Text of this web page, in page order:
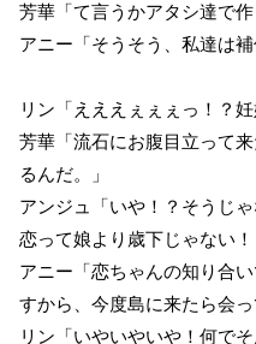
芳華「て言うかアタシ達で作
アニー「そうそう、私達は補
リン「えええぇぇぇっ！？妊
芳華「流石にお腹目立って
るんだ。」
アンジュ「いや！？そうじ
恋って娘より歳下じゃない！
アニー「恋ちゃんの知り合
すから、今度島に来たら会っ
リン「いやいやいや！何で